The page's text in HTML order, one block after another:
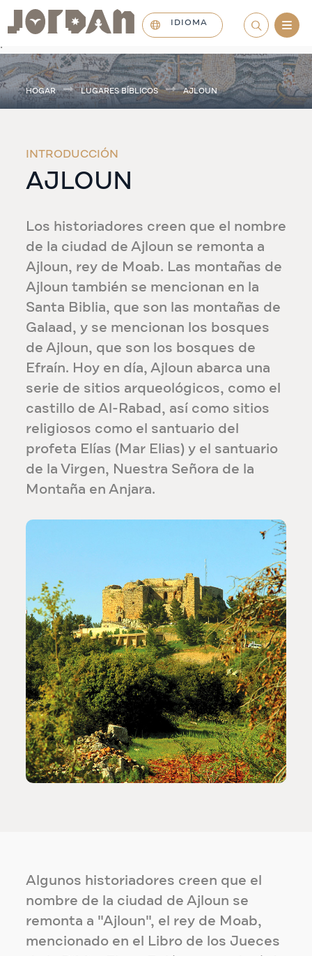
.
IDIOMA
HOGAR LUGARES BÍBLICOS AJLOUN
INTRODUCCIÓN
AJLOUN
Los historiadores creen que el nombre
de la ciudad de Ajloun se remonta a
Ajloun, rey de Moab. Las montañas de
Ajloun también se mencionan en la
Santa Biblia, que son las montañas de
Galaad, y se mencionan los bosques
de Ajloun, que son los bosques de
Efraín. Hoy en día, Ajloun abarca una
serie de sitios arqueológicos, como el
castillo de Al-Rabad, así como sitios
religiosos como el santuario del
profeta Elías (Mar Elias) y el santuario
de la Virgen, Nuestra Señora de la
Montaña en Anjara.
Algunos historiadores creen que el
nombre de la ciudad de Ajloun se
remonta a "Ajloun", el rey de Moab,
mencionado en el Libro de los Jueces